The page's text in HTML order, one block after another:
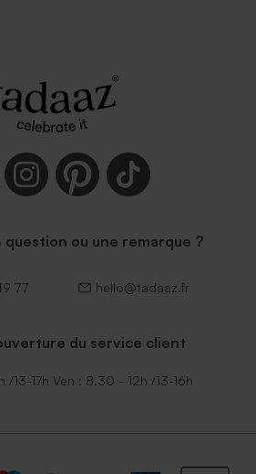
question ou une remarque ?
77 hello@tadaaz.fr
du service client
/13-17h Ven : 8.30 - 12h /13-16h